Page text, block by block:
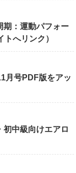
期：運動パフォー
へリンク）
月号PDF版をアッ
初中級向けエアロ